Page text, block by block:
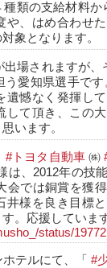
類の支給材料か
や、はめ合わせ
象となります。
場されますが、
う愛知県選手で
遺憾なく発揮し
して頂き、この
います。
#トヨタ自動車㈱
は、2012年の技
会では銅賞を獲
井様を良き目標
。応援していま
status/
テルにて、「#